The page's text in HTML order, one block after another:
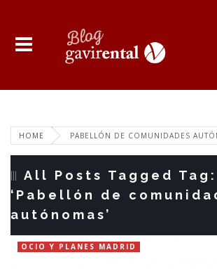
HOME PABELLÓN DE COMUNIDADES
All Posts Tagged Tag:
‘Pabellón de
autónomas’
OCIO Y PLANES MADRID